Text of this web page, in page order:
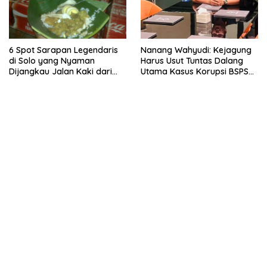
6 Spot Sarapan Legendaris
di Solo yang Nyaman
Dijangkau Jalan Kaki dari
Nanang Wahyudi: Kejagung
Harus Usut Tuntas Dalang
Utama Kasus Korupsi BSPS